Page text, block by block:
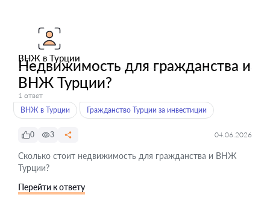
ВНЖ в Турции
Недвижимость для гражданства и
ВНЖ Турции?
1 ответ
ВНЖ в Турции
Гражданство Турции за инвестиции
0 3 04.06.2026
Сколько стоит недвижимость для гражданства и ВНЖ
Турции?
Перейти к ответу